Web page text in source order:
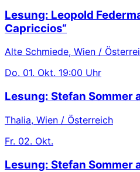
Lesung: Leopold
Capriccios“
Alte Schmiede, Wien /
Do. 01. Okt. 19:00 Uhr
Lesung: Stefan Sommer
Thalia, Wien / Österreich
Fr. 02. Okt.
Lesung: Stefan Sommer